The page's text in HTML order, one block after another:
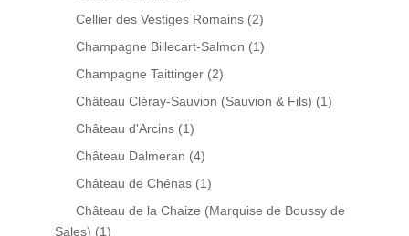
Cellier des Vestiges Romains (2)
Champagne Billecart-Salmon (1)
Champagne Taittinger (2)
Château Cléray-Sauvion (Sauvion & Fils) (1)
Château d'Arcins (1)
Château Dalmeran (4)
Château de Chénas (1)
Château de la Chaize (Marquise de Boussy de
Sales) (1)